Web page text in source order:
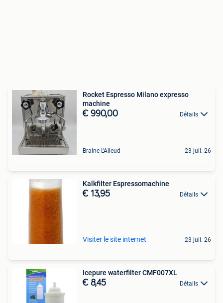
Rocket Espresso Milano expresso
machine
€ 990,00 Détails
Braine-L'Alleud 23 juil. 26
Kalkfilter Espressomachine
€ 13,95 Détails
Visiter le site internet 23 juil. 26
Icepure waterfilter CMF007XL
€ 8,45 Détails